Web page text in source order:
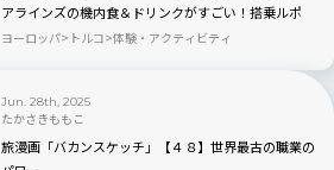
アラインズの機内食＆ドリンクがすごい！搭乗ルポ
ヨーロッパ トルコ 体験・アクティビティ
Jun. 28th, 2025
たかさきももこ
旅漫画「バカンスケッチ」【４８】世界最古の職業の